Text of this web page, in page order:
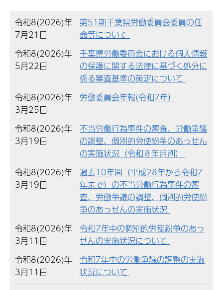
令和8(2026)年
7月21日
第51期千葉県労働委員会委員の任
命等について
令和8(2026)年
5月22日
千葉県労働委員会における個人情報
の保護に関する法律に基づく処分に
係る審査基準の策定について
令和8(2026)年
3月25日
労働委員会年報(令和7年）
令和8(2026)年
3月19日
不当労働行為事件の審査、労働争議
の調整、個別的労使紛争のあっせん
の実施状況（令和８年月別）
令和8(2026)年
3月19日
過去10年間（平成28年から令和7
年まで）の不当労働行為事件の審
査、労働争議の調整、個別的労使紛
争のあっせんの実施状況
令和8(2026)年
3月11日
令和7年中の個別的労使紛争のあっ
せんの実施状況について
令和8(2026)年
3月11日
令和7年中の労働争議の調整の実施
状況について